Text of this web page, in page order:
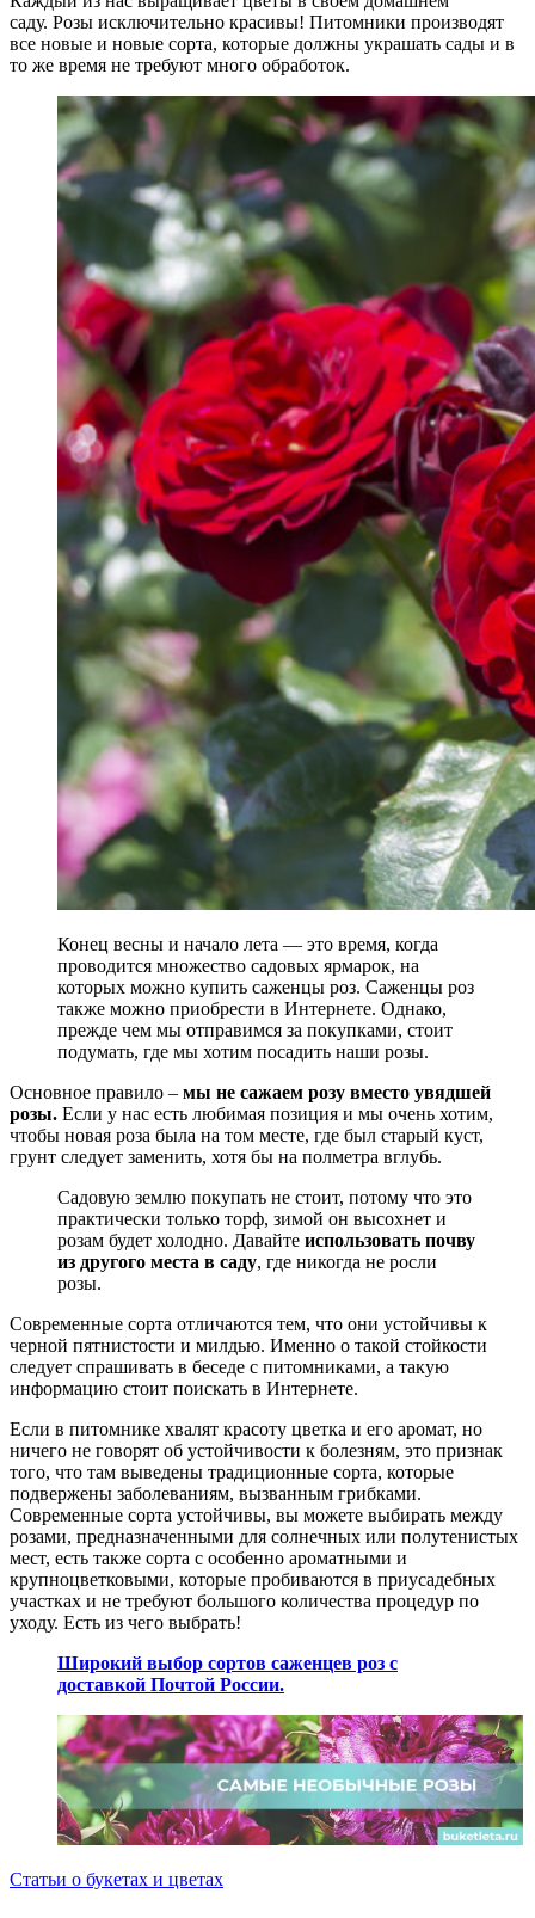
саду. Розы исключительно красивы! Питомники производят
все новые и новые сорта, которые должны украшать сады и в
то же время не требуют много обработок.
Конец весны и начало лета — это время, когда
проводится множество садовых ярмарок, на
которых можно купить саженцы роз. Саженцы роз
также можно приобрести в Интернете. Однако,
прежде чем мы отправимся за покупками, стоит
подумать, где мы хотим посадить наши розы.
Основное правило – мы не сажаем розу вместо увядшей
розы. Если у нас есть любимая позиция и мы очень хотим,
чтобы новая роза была на том месте, где был старый куст,
грунт следует заменить, хотя бы на полметра вглубь.
Садовую землю покупать не стоит, потому что это
практически только торф, зимой он высохнет и
розам будет холодно. Давайте использовать почву
из другого места в саду, где никогда не росли
розы.
Современные сорта отличаются тем, что они устойчивы к
черной пятнистости и милдью. Именно о такой стойкости
следует спрашивать в беседе с питомниками, а такую ​​
информацию стоит поискать в Интернете.
Если в питомнике хвалят красоту цветка и его аромат, но
ничего не говорят об устойчивости к болезням, это признак
того, что там выведены традиционные сорта, которые
подвержены заболеваниям, вызванным грибками.
Современные сорта устойчивы, вы можете выбирать между
розами, предназначенными для солнечных или полутенистых
мест, есть также сорта с особенно ароматными и
крупноцветковыми, которые пробиваются в приусадебных
участках и не требуют большого количества процедур по
уходу. Есть из чего выбрать!
Широкий выбор сортов саженцев роз с
доставкой Почтой России.
Статьи о букетах и цветах